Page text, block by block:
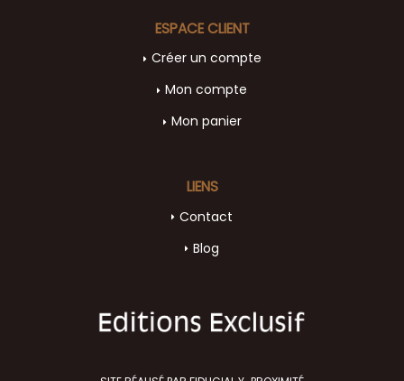
LIENS
Contact
Blog
ESPACE CLIENT
Créer un compte
Mon compte
Mon panier